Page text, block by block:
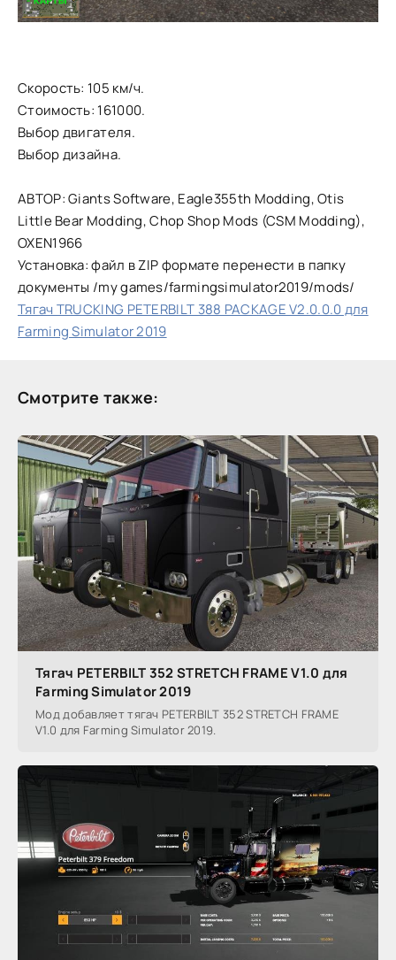
Скорость: 105 км/ч.
Стоимость: 161000.
Выбор двигателя.
Выбор дизайна.
АВТОР: Giants Software, Eagle355th Modding, Otis
Little Bear Modding, Chop Shop Mods (CSM Modding),
OXEN1966
Установка: файл в ZIP формате перенести в папку
документы /my games/farmingsimulator2019/mods/
Тягач TRUCKING PETERBILT 388 PACKAGE V2.0.0.0 для
Farming Simulator 2019
Смотрите также:
Тягач PETERBILT 352 STRETCH FRAME V1.0 для
Farming Simulator 2019
Мод добавляет тягач PETERBILT 352 STRETCH FRAME
V1.0 для Farming Simulator 2019.